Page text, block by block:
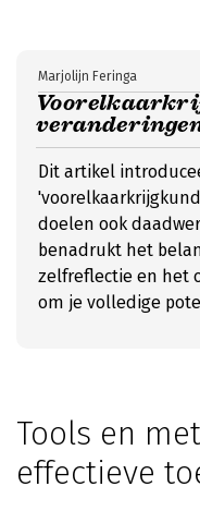
Marjolijn Feringa
Dit artikel
doelen ook
benadrukt het
zelfreflectie en het
om je volledige
Tools en
effectieve